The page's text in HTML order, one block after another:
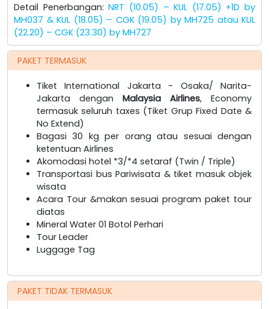
Detail Penerbangan:NRT (10.05) – KUL (17.05) +1D by
MH037 & KUL (18.05) – CGK (19.05) by MH725 atau KUL
(22.20) – CGK (23.30) by MH727
PAKET TERMASUK
Tiket International Jakarta - Osaka/ Narita-
Jakarta dengan Malaysia Airlines, Economy
termasuk seluruh taxes (Tiket Grup Fixed Date &
No Extend)
Bagasi 30 kg per orang atau sesuai dengan
ketentuan Airlines
Akomodasi hotel *3/*4 setaraf (Twin / Triple)
Transportasi bus Pariwisata & tiket masuk objek
wisata
Acara Tour &makan sesuai program paket tour
diatas
Mineral Water 01 Botol Perhari
Tour Leader
Luggage Tag
PAKET TIDAK TERMASUK